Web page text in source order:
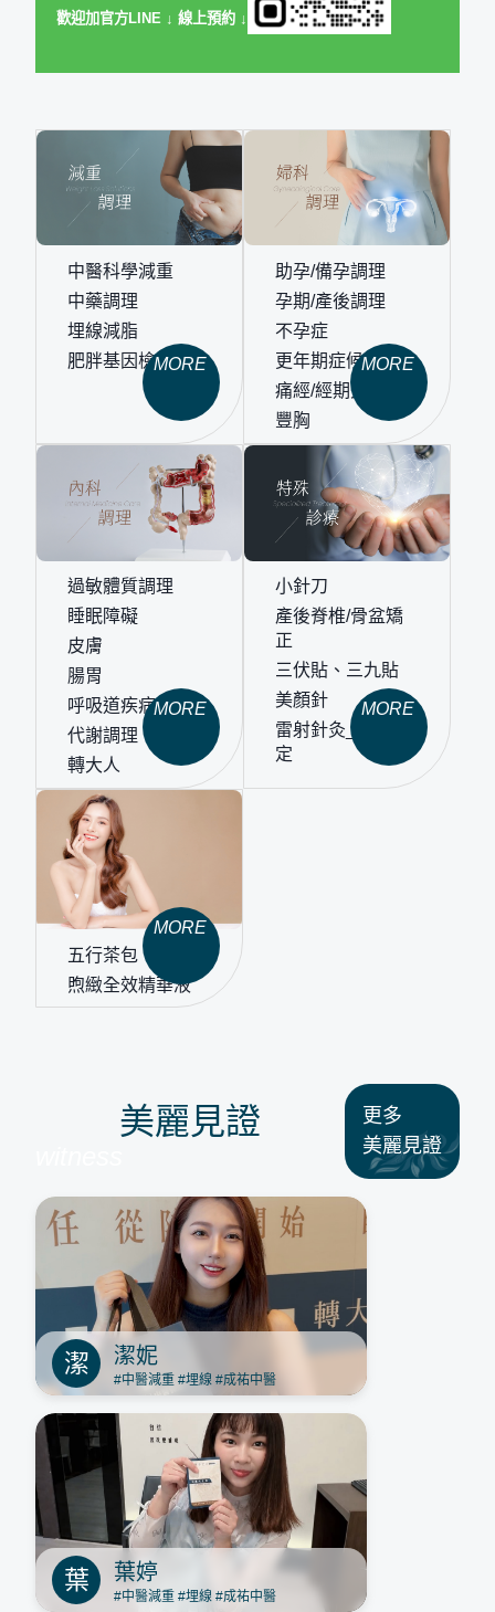
歡迎加官方LINE ↓ 線上預約 ↓
中醫科學減重
中藥調理
埋線減脂
肥胖基因檢測MORE
助孕/備孕調理
孕期/產後調理
不孕症
更年期症候群
痛經/經期失調
豐胸
MORE
過敏體質調理
睡眠障礙
皮膚
腸胃
呼吸道疾病
代謝調理
轉大人
MORE
小針刀
產後脊椎/骨盆矯
正
三伏貼、三九貼
美顏針
雷射針灸_竹北限
定
MORE
五行茶包
煦緻全效精華液
MORE
美麗見證
更多
美麗見證
潔 潔妮
#中醫減重 #埋線 #成祐中醫
葉 葉婷
#中醫減重 #埋線 #成祐中醫